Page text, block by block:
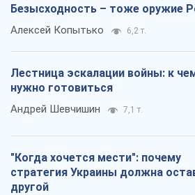
Безысходность – тоже оружие
Алексей Копытько 6,2 т.
Лестница эскалации войны: к
нужно готовиться
Андрей Шевчишин 7,1 т.
"Когда хочется мести": почему
стратегия Украины должна
другой